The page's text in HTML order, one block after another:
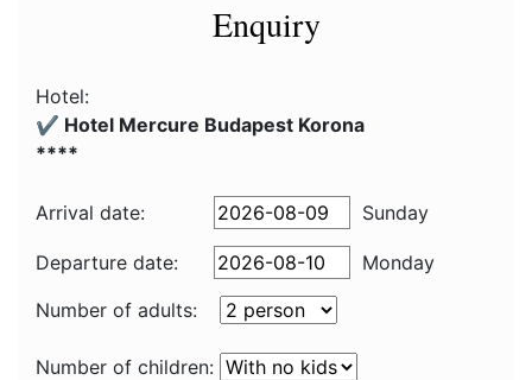
Enquiry
Hotel:
✔️ Hotel Mercure Budapest Korona
****
Arrival date: Sunday
Departure date:
Monday
Number of adults:
Number of children: